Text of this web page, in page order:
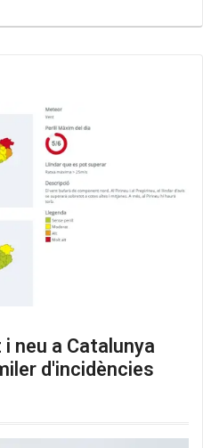
neu a Catalunya
d'incidències